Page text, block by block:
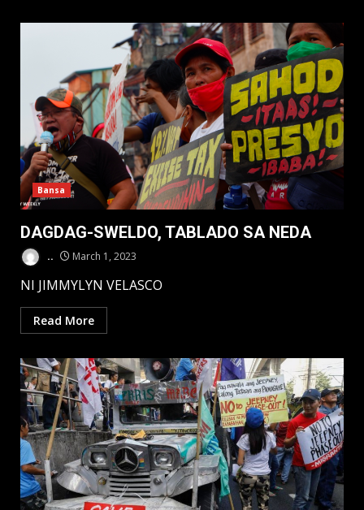
Bansa
DAGDAG-SWELDO, TABLADO SA NEDA
.. March 1, 2023
NI JIMMYLYN VELASCO
Read More